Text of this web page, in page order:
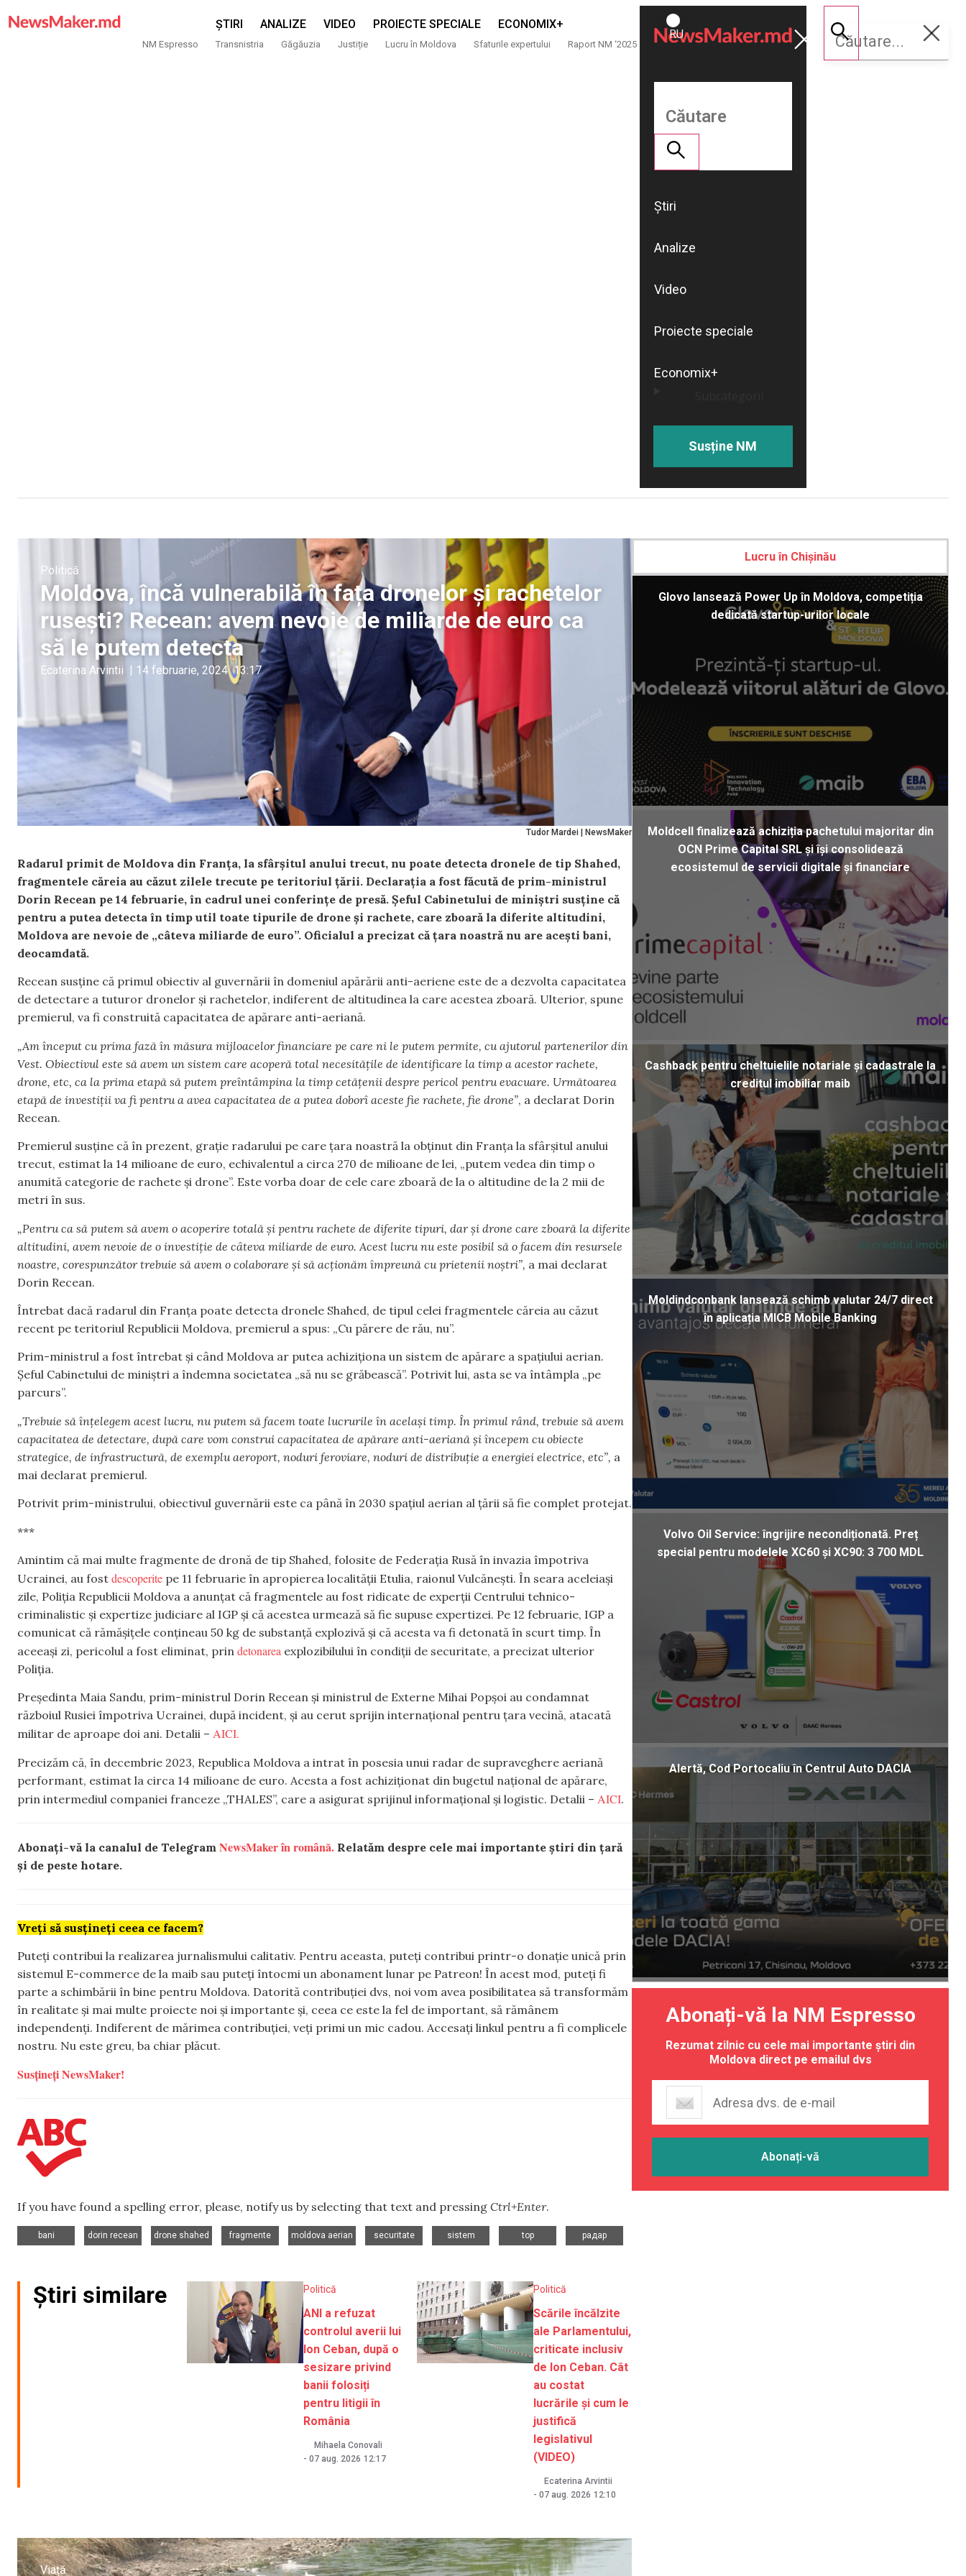
ȘTIRI ANALIZE VIDEO PROIECTE SPECIALE ECONOMIX+
NM Espresso Transnistria Găgăuzia Justiție Lucru în Moldova Sfaturile expertului Raport NM ‘2025
ROMÂNĂ
RU
Susține
NM
Știri
Analize
Video
Proiecte speciale
Economix+
Susține NM
Tudor Mardei | NewsMaker
Politică
Moldova, încă vulnerabilă în fața dronelor și rachetelor
rusești? Recean: avem nevoie de miliarde de euro ca
să le putem detecta
Ecaterina Arvintii | 14 februarie, 2024 13:17
Radarul primit de Moldova din Franța, la sfârșitul anului trecut, nu poate detecta dronele de tip Shahed,
fragmentele căreia au căzut zilele trecute pe teritoriul țării. Declarația a fost făcută de prim-ministrul
Dorin Recean pe 14 februarie, în cadrul unei conferințe de presă. Șeful Cabinetului de miniștri susține că
pentru a putea detecta în timp util toate tipurile de drone și rachete, care zboară la diferite altitudini,
Moldova are nevoie de „câteva miliarde de euro”. Oficialul a precizat că țara noastră nu are acești bani,
deocamdată.
Recean susține că primul obiectiv al guvernării în domeniul apărării anti-aeriene este de a dezvolta capacitatea
de detectare a tuturor dronelor și rachetelor, indiferent de altitudinea la care acestea zboară. Ulterior, spune
premierul, va fi construită capacitatea de apărare anti-aeriană.
„Am început cu prima fază în măsura mijloacelor financiare pe care ni le putem permite, cu ajutorul partenerilor din
Vest. Obiectivul este să avem un sistem care acoperă total necesitățile de identificare la timp a acestor rachete,
drone, etc, ca la prima etapă să putem preîntâmpina la timp cetățenii despre pericol pentru evacuare. Următoarea
etapă de investiții va fi pentru a avea capacitatea de a putea doborî aceste fie rachete, fie drone”, a declarat Dorin
Recean.
Premierul susține că în prezent, grație radarului pe care țara noastră la obținut din Franța la sfârșitul anului
trecut, estimat la 14 milioane de euro, echivalentul a circa 270 de milioane de lei, „putem vedea din timp o
anumită categorie de rachete și drone”. Este vorba doar de cele care zboară de la o altitudine de la 2 mii de
metri în sus.
„Pentru ca să putem să avem o acoperire totală și pentru rachete de diferite tipuri, dar și drone care zboară la diferite
altitudini, avem nevoie de o investiție de câteva miliarde de euro. Acest lucru nu este posibil să o facem din resursele
noastre, corespunzător trebuie să avem o colaborare și să acționăm împreună cu prietenii noștri”, a mai declarat
Dorin Recean.
Întrebat dacă radarul din Franța poate detecta dronele Shahed, de tipul celei fragmentele căreia au căzut
recent pe teritoriul Republicii Moldova, premierul a spus: „Cu părere de rău, nu”.
Prim-ministrul a fost întrebat și când Moldova ar putea achiziționa un sistem de apărare a spațiului aerian.
Șeful Cabinetului de miniștri a îndemna societatea „să nu se grăbească”. Potrivit lui, asta se va întâmpla „pe
parcurs”.
„Trebuie să înțelegem acest lucru, nu putem să facem toate lucrurile în același timp. În primul rând, trebuie să avem
capacitatea de detectare, după care vom construi capacitatea de apărare anti-aeriană și începem cu obiecte
strategice, de infrastructură, de exemplu aeroport, noduri feroviare, noduri de distribuție a energiei electrice, etc”, a
mai declarat premierul.
Potrivit prim-ministrului, obiectivul guvernării este ca până în 2030 spațiul aerian al țării să fie complet protejat.
***
Amintim că mai multe fragmente de dronă de tip Shahed, folosite de Federația Rusă în invazia împotriva
Ucrainei, au fost descoperite pe 11 februarie în apropierea localității Etulia, raionul Vulcănești. În seara aceleiași
zile, Poliția Republicii Moldova a anunțat că fragmentele au fost ridicate de experții Centrului tehnico-
criminalistic și expertize judiciare al IGP și că acestea urmează să fie supuse expertizei. Pe 12 februarie, IGP a
comunicat că rămășițele conțineau 50 kg de substanță explozivă și că acesta va fi detonată în scurt timp. În
aceeași zi, pericolul a fost eliminat, prin detonarea explozibilului în condiții de securitate, a precizat ulterior
Poliția.
Președinta Maia Sandu, prim-ministrul Dorin Recean și ministrul de Externe Mihai Popșoi au condamnat
războiul Rusiei împotriva Ucrainei, după incident, și au cerut sprijin internațional pentru țara vecină, atacată
militar de aproape doi ani. Detalii – AICI.
Precizăm că, în decembrie 2023, Republica Moldova a intrat în posesia unui radar de supraveghere aeriană
performant, estimat la circa 14 milioane de euro. Acesta a fost achiziționat din bugetul național de apărare,
prin intermediul companiei franceze „THALES”, care a asigurat sprijinul informațional și logistic. Detalii – AICI.
Abonați-vă la canalul de Telegram NewsMaker în română. Relatăm despre cele mai importante știri din țară
și de peste hotare.
Vreți să susțineți ceea ce facem?
Puteți contribui la realizarea jurnalismului calitativ. Pentru aceasta, puteți contribui printr-o donație unică prin
sistemul E-commerce de la maib sau puteți întocmi un abonament lunar pe Patreon! În acest mod, puteți fi
parte a schimbării în bine pentru Moldova. Datorită contribuției dvs, noi vom avea posibilitatea să transformăm
în realitate și mai multe proiecte noi și importante și, ceea ce este la fel de important, să rămânem
independenți. Indiferent de mărimea contribuției, veți primi un mic cadou. Accesați linkul pentru a fi complicele
nostru. Nu este greu, ba chiar plăcut.
Susțineți NewsMaker!
If you have found a spelling error, please, notify us by selecting that text and pressing Ctrl+Enter.
bani
dorin recean
drone shahed
fragmente
moldova aerian
securitate
sistem
top
радар
Știri similare Politică
ANI a refuzat
controlul averii lui
Ion Ceban, după o
sesizare privind
banii folosiți
pentru litigii în
România
Mihaela Conovali
- 07 aug. 2026 12:17
Politică
Scările încălzite
ale Parlamentului,
criticate inclusiv
de Ion Ceban. Cât
au costat
lucrările și cum le
justifică
legislativul
(VIDEO)
Ecaterina Arvintii
- 07 aug. 2026 12:10
Viață
Lucru în Chișinău
Glovo lansează Power Up în Moldova, competiția
dedicată startup-urilor locale
Moldcell finalizează achiziția pachetului majoritar din
OCN Prime Capital SRL și își consolidează
ecosistemul de servicii digitale și financiare
Cashback pentru cheltuielile notariale și cadastrale la
creditul imobiliar maib
Moldindconbank lansează schimb valutar 24/7 direct
în aplicația MICB Mobile Banking
Volvo Oil Service: îngrijire necondiționată. Preț
special pentru modelele XC60 și XC90: 3 700 MDL
Alertă, Cod Portocaliu în Centrul Auto DACIA
Abonați-vă la NM Espresso
Rezumat zilnic cu cele mai importante știri din
Moldova direct pe emailul dvs